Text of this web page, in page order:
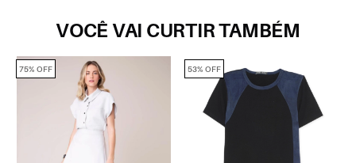
VOCÊ VAI CURTIR TAMBÉM
75% OFF 53% OFF